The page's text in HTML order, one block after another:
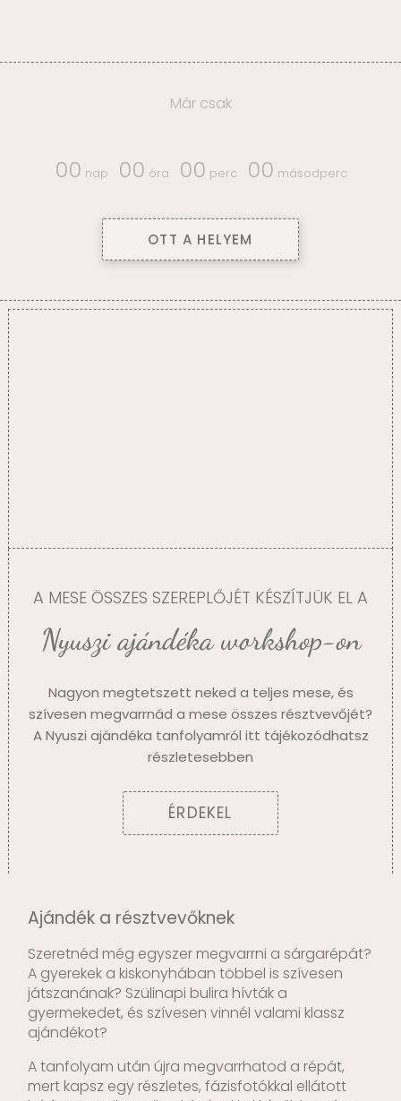
Már csak
00 nap 00 óra 00 perc 00 másodperc
OTT A HELYEM
A MESE ÖSSZES SZEREPLŐJÉT KÉSZÍTJÜK EL A
Nyuszi ajándéka workshop-on
Nagyon megtetszett neked a teljes mese, és
szívesen megvarrnád a mese összes résztvevőjét?
A Nyuszi ajándéka tanfolyamról itt tájékozódhatsz
részletesebben
ÉRDEKEL
Ajándék a résztvevőknek
Szeretnéd még egyszer megvarrni a sárgarépát?
A gyerekek a kiskonyhában többel is szívesen
játszanának? Szülinapi bulira hívták a
gyermekedet, és szívesen vinnél valami klassz
ajándékot?
A tanfolyam után újra megvarrhatod a répát,
mert kapsz egy részletes, fázisfotókkal ellátott